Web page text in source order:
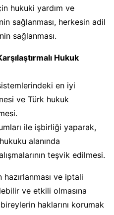
hukuki yardım ve
sağlanması, herkesin adil
sağlanması.
Hukuk
en iyi
ve Türk hukuk
ile işbirliği yaparak,
alanında
teşvik edilmesi.
ve iptali
ve etkili olmasına
haklarını korumak